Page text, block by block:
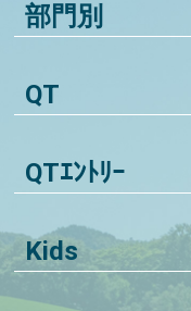
部門別
QT
QTｴﾝﾄﾘｰ
Kids